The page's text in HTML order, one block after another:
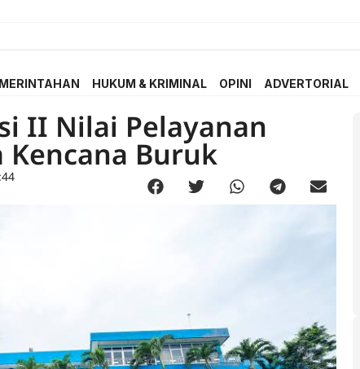
HUKUM & KRIMINAL OPINI ADVERTORIAL
II Nilai Pelayanan
Buruk